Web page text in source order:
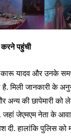
करने पहुंची
कारू यादव और उनके
है. मिली जानकारी के
अन्य की छापेमारी को
जेएमएम नेता के
दी. हालांकि पुलिस को